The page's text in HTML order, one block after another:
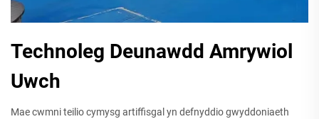
Technoleg Deunawdd Amrywiol
Uwch
Mae cwmni teilio cymysg artiffisgal yn defnyddio gwyddoniaeth